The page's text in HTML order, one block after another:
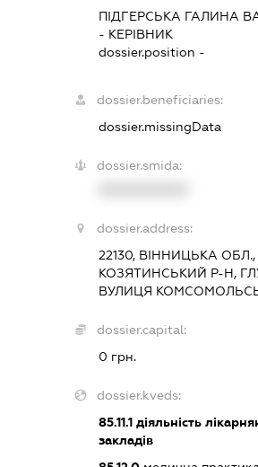
ПІДГЕРСЬКА ГАЛИНА
- КЕРІВНИК
dossier.position -
dossier.beneficiaries:
dossier.missingData
dossier.smida:
dossier.address:
22130, ВІННИЦЬКА ОБЛ.,
КОЗЯТИНСЬКИЙ Р-Н,
ВУЛИЦЯ
dossier.capital:
0 грн.
dossier.kveds:
85.11.1 діяльність
закладів